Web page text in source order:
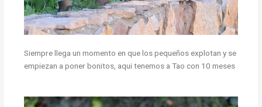
Siempre llega un momento en que los pequeños explotan y se
empiezan a poner bonitos, aqui tenemos a Tao con 10 meses